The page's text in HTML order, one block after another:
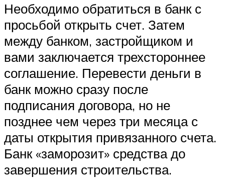
Необходимо обратиться в банк с
просьбой открыть счет. Затем
между банком, застройщиком и
вами заключается трехстороннее
соглашение. Перевести деньги в
банк можно сразу после
подписания договора, но не
позднее чем через три месяца с
даты открытия привязанного счета.
Банк «заморозит» средства до
завершения строительства.